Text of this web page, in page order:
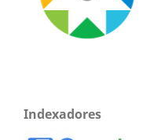
Indexadores